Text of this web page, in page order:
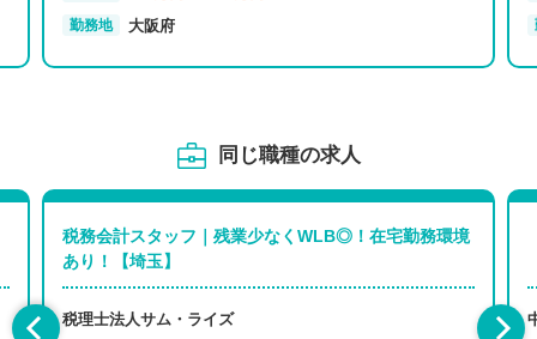
勤務地 大阪府
同じ職種の求人
税務会計スタッフ｜残業少なくWLB◎！在宅勤務環境
あり！【埼玉】
税理士法人サム・ライズ